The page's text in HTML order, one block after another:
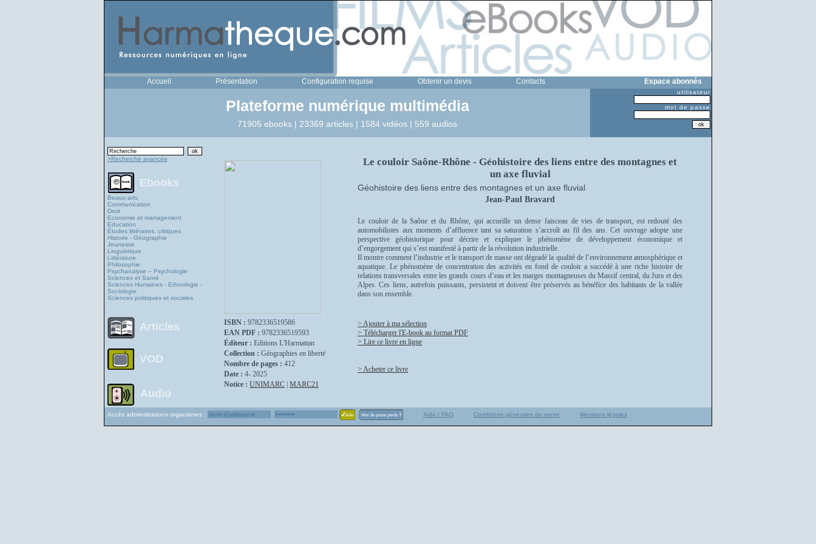
Accueil Présentation Configuration requise Obtenir un devis Contacts Espace abonnés
Plateforme numérique multimédia
71905 ebooks | 23369 articles | 1584 vidéos | 559 audios
utilisateur
mot de passe
>Recherche avancée
Ebooks
Beaux-arts
Communication
Droit
Economie et management
Education
Études littéraires, critiques
Histoire - Géographie
Jeunesse
Linguistique
Littérature
Philosophie
Psychanalyse – Psychologie
Sciences et Santé
Sciences Humaines - Ethnologie -
Sociologie
Sciences politiques et sociales
Articles
VOD
Audio
ISBN : 9782336519586
EAN PDF : 9782336519593
Éditeur : Editions L'Harmattan
Collection : Géographies en liberté
Nombre de pages : 412
Date : 4- 2025
Notice : UNIMARC MARC21
Le couloir Saône-Rhône - Géohistoire des liens entre des montagnes et
un axe fluvial
Géohistoire des liens entre des montagnes et un axe fluvial
Jean-Paul Bravard
Le couloir de la Saône et du Rhône, qui accueille un dense faisceau de vies de transport, est redouté des
automobilistes aux moments d’affluence tant sa saturation s’accroît au fil des ans. Cet ouvrage adopte une
perspective géohistorique pour décrire et expliquer le phénomène de développement économique et
d’engorgement qui s’est manifesté à partir de la révolution industrielle.
Il montre comment l’industrie et le transport de masse ont dégradé la qualité de l’environnement atmosphérique et
aquatique. Le phénomène de concentration des activités en fond de couloir a succédé à une riche histoire de
relations transversales entre les grands cours d’eau et les marges montagneuses du Massif central, du Jura et des
Alpes. Ces liens, autrefois puissants, persistent et doivent être préservés au bénéfice des habitants de la vallée
dans son ensemble.
> Ajouter à ma sélection
> Télécharger l'E-book au format PDF
> Lire ce livre en ligne
> Acheter ce livre
Accès administrations organismes : Aide / FAQ Conditions générales de vente Mentions légales